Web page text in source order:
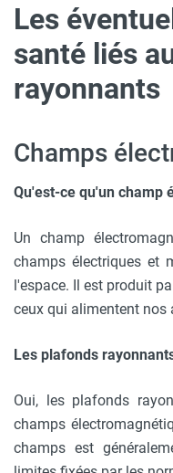
Les
santé liés
rayonnants
Champs
Qu'est-ce qu'un champ
Un champ
champs électriques et
l'espace. Il est produit
ceux qui alimentent nos
Les plafonds
Oui, les plafonds
champs
champs est